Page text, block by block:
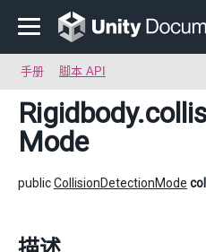
手册 脚本 API
Rigidbody
Mode
publicCollisionDetectionMode